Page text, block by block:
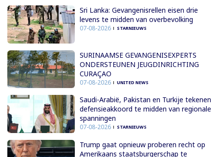
Sri Lanka: Gevangenisrellen eisen drie
levens te midden van overbevolking
07-08-2026 STARNIEUWS
SURINAAMSE GEVANGENISEXPERTS
ONDERSTEUNEN JEUGDINRICHTING
CURAÇAO
07-08-2026 UNITED NEWS
Saudi-Arabië, Pakistan en Turkije tekenen
defensieakkoord te midden van regionale
spanningen
07-08-2026 STARNIEUWS
Trump gaat opnieuw proberen recht op
Amerikaans staatsburgerschap te